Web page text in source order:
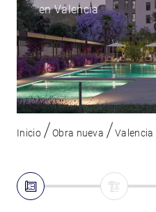
en Valencia
Inicio Obra nueva Valencia